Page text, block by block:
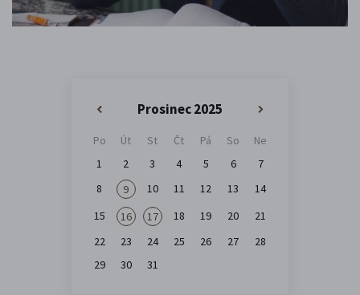
Prosinec 2025
»
Po Út St Čt Pá So
Ne
1
2 3 4 5 6
7
8
9 10 11 12 13
14
15
16 17 18 19 20
21
22
23 24 25 26 27
28
29
30 31